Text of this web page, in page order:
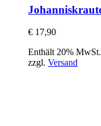
€ 17,90
Enthält 20%
zzgl. Versand